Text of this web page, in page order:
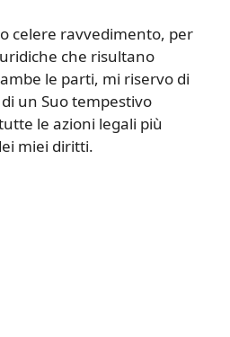
celere ravvedimento, per
che risultano
le parti, mi riservo di
un Suo tempestivo
le azioni legali più
miei diritti.